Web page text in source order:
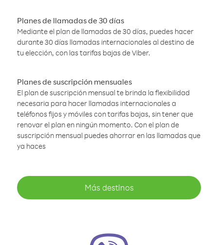
Planes de llamadas de 30 días
Mediante el plan de llamadas de 30 días, puedes hacer
durante 30 días llamadas internacionales al destino de
tu elección, con las tarifas bajas de Viber.
Planes de suscripción mensuales
El plan de suscripción mensual te brinda la flexibilidad
necesaria para hacer llamadas internacionales a
teléfonos fijos y móviles con tarifas bajas, sin tener que
renovar el plan en ningún momento. Con el plan de
suscripción mensual puedes ahorrar en las llamadas que
ya haces
Más destinos